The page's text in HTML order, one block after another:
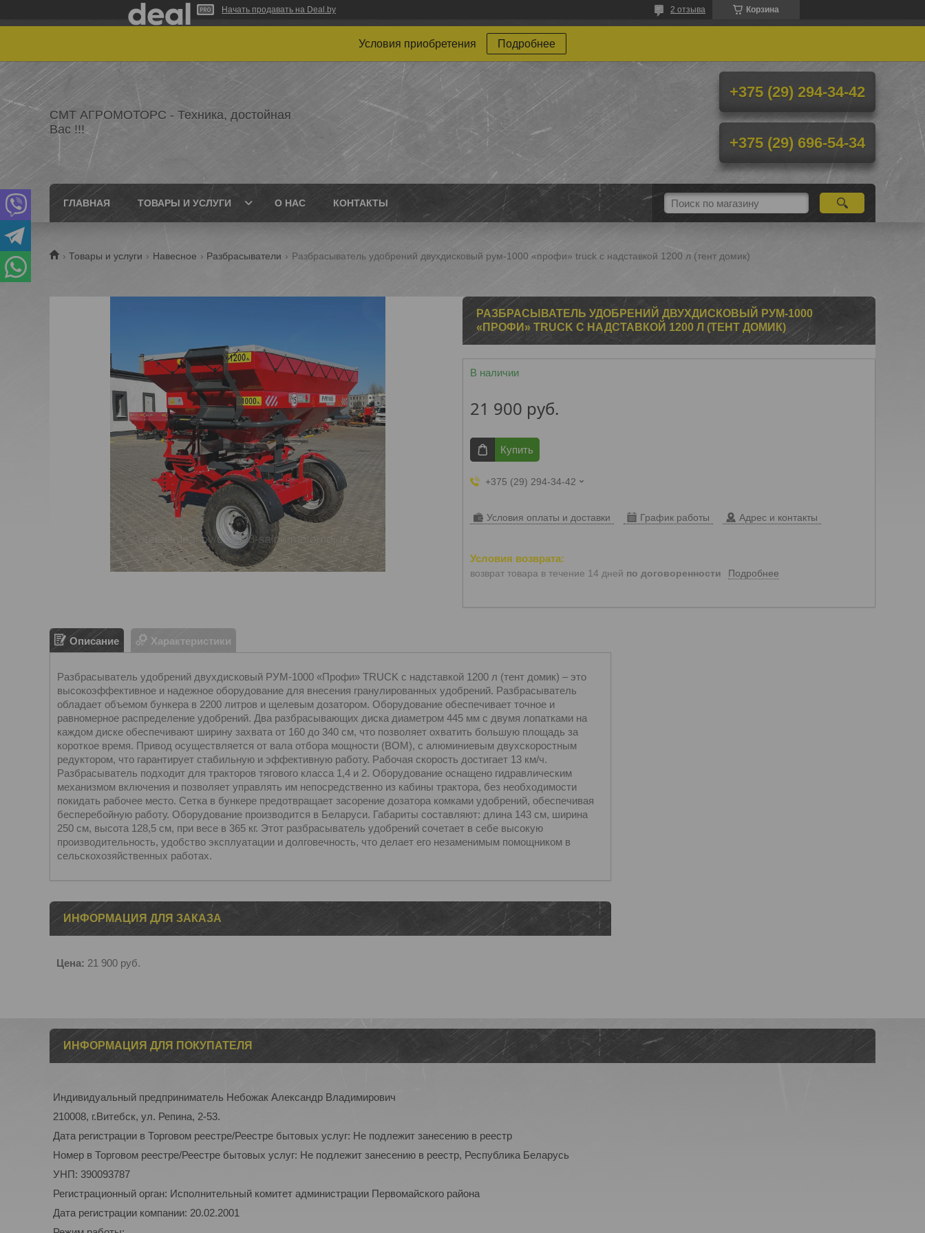
Начать продавать на Deal.by Корзина
2 отзыва
Условия приобретения Подробнее
СМТ АГРОМОТОРС - Техника, достойная
Вас !!!
+375 (29) 294-34-42
+375 (29) 696-54-34
ГЛАВНАЯ ТОВАРЫ И УСЛУГИ О НАС КОНТАКТЫ
Товары и услуги Навесное Разбрасыватели Разбрасыватель удобрений двухдисковый рум-1000 «профи» truck с надставкой 1200 л (тент домик)
РАЗБРАСЫВАТЕЛЬ УДОБРЕНИЙ ДВУХДИСКОВЫЙ РУМ-1000
«ПРОФИ» TRUCK С НАДСТАВКОЙ 1200 Л (ТЕНТ ДОМИК)
В наличии
21 900 руб.
Купить
+375 (29) 294-34-42
Условия оплаты и доставки График работы Адрес и контакты
возврат товара в течение 14 дней по договоренности Подробнее
Описание Характеристики
Разбрасыватель удобрений двухдисковый РУМ-1000 «Профи» TRUCK с надставкой 1200 л (тент домик) – это
высокоэффективное и надежное оборудование для внесения гранулированных удобрений. Разбрасыватель
обладает объемом бункера в 2200 литров и щелевым дозатором. Оборудование обеспечивает точное и
равномерное распределение удобрений. Два разбрасывающих диска диаметром 445 мм с двумя лопатками на
каждом диске обеспечивают ширину захвата от 160 до 340 см, что позволяет охватить большую площадь за
короткое время. Привод осуществляется от вала отбора мощности (ВОМ), с алюминиевым двухскоростным
редуктором, что гарантирует стабильную и эффективную работу. Рабочая скорость достигает 13 км/ч.
Разбрасыватель подходит для тракторов тягового класса 1,4 и 2. Оборудование оснащено гидравлическим
механизмом включения и позволяет управлять им непосредственно из кабины трактора, без необходимости
покидать рабочее место. Сетка в бункере предотвращает засорение дозатора комками удобрений, обеспечивая
бесперебойную работу. Оборудование производится в Беларуси. Габариты составляют: длина 143 см, ширина
250 см, высота 128,5 см, при весе в 365 кг. Этот разбрасыватель удобрений сочетает в себе высокую
производительность, удобство эксплуатации и долговечность, что делает его незаменимым помощником в
сельскохозяйственных работах.
ИНФОРМАЦИЯ ДЛЯ ЗАКАЗА
Цена: 21 900 руб.
ИНФОРМАЦИЯ ДЛЯ ПОКУПАТЕЛЯ
Индивидуальный предприниматель Небожак Александр Владимирович
210008, г.Витебск, ул. Репина, 2-53.
Дата регистрации в Торговом реестре/Реестре бытовых услуг: Не подлежит занесению в реестр
Номер в Торговом реестре/Реестре бытовых услуг: Не подлежит занесению в реестр, Республика Беларусь
УНП: 390093787
Регистрационный орган: Исполнительный комитет администрации Первомайского района
Дата регистрации компании: 20.02.2001